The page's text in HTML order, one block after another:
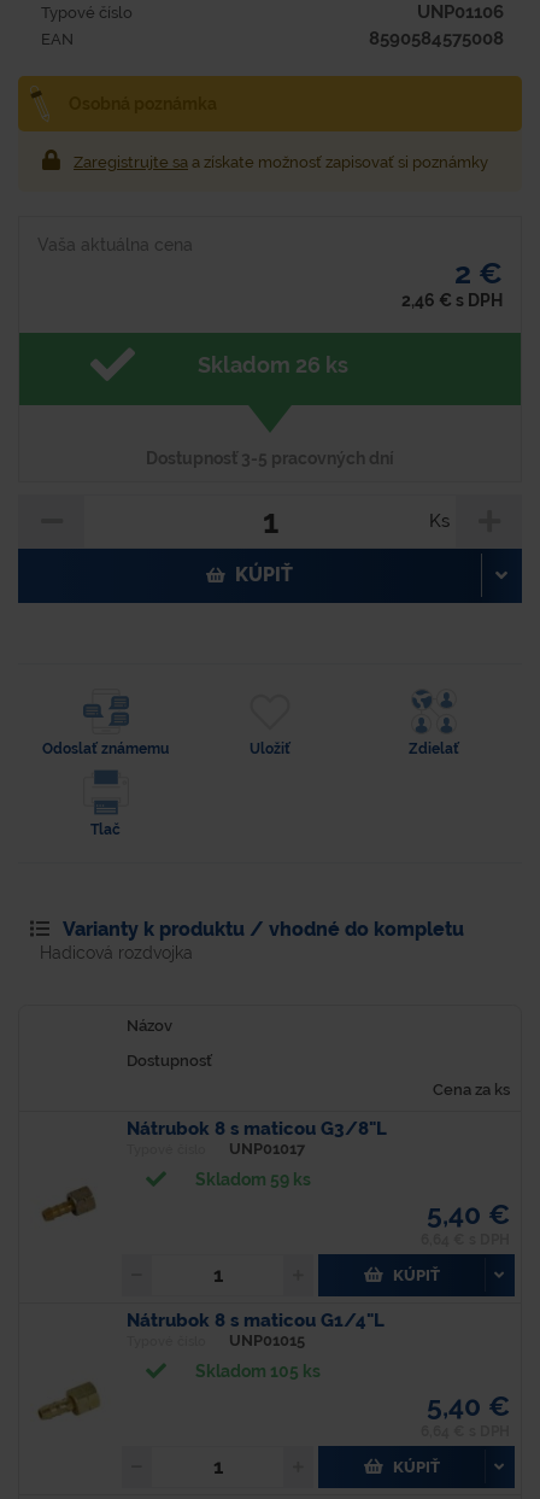
Typové číslo UNP01106
EAN 8590584575008
Zaregistrujte sa a získate možnosť zapisovať si poznámky
Vaša aktuálna cena
2 €
2,46 € s DPH
Skladom 26 ks
Dostupnosť 3-5 pracovných dní
Ks
KÚPIŤ
Odoslať známemu Uložiť Zdielať
Tlač
Varianty k produktu / vhodné do kompletu
Hadicová rozdvojka
Názov
Dostupnosť
Cena za ks
Nátrubok 8 s maticou G3/8"L
UNP01017
Skladom 59 ks
5,40 €
KÚPIŤ
Nátrubok 8 s maticou G1/4"L
UNP01015
Skladom 105 ks
5,40 €
KÚPIŤ